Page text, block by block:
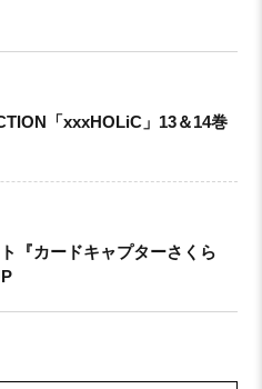
「xxxHOLiC」13＆14巻
『カードキャプターさくら